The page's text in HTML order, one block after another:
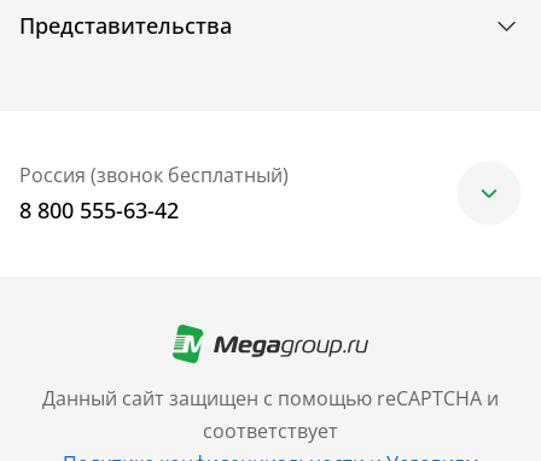
Данный сайт защищен с помощью reCAPTCHA и
соответствует
Представительства
Россия (звонок бесплатный)
8 800 555-63-42
+7 (499) 705-30-10
Санкт-Петербург
+7 (812) 600-77-33